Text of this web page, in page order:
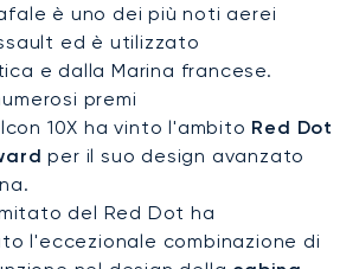
è uno dei più noti aerei
ed è utilizzato
e dalla Marina francese.
premi
10X ha vinto l'ambito Red Dot
per il suo design avanzato
del Red Dot ha
l'eccezionale combinazione di